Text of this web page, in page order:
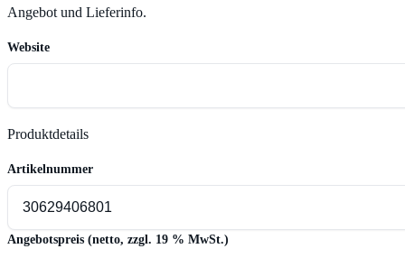
Angebot und Lieferinfo.
Website
Produktdetails
Artikelnummer
Angebotspreis (netto, zzgl. 19 % MwSt.)